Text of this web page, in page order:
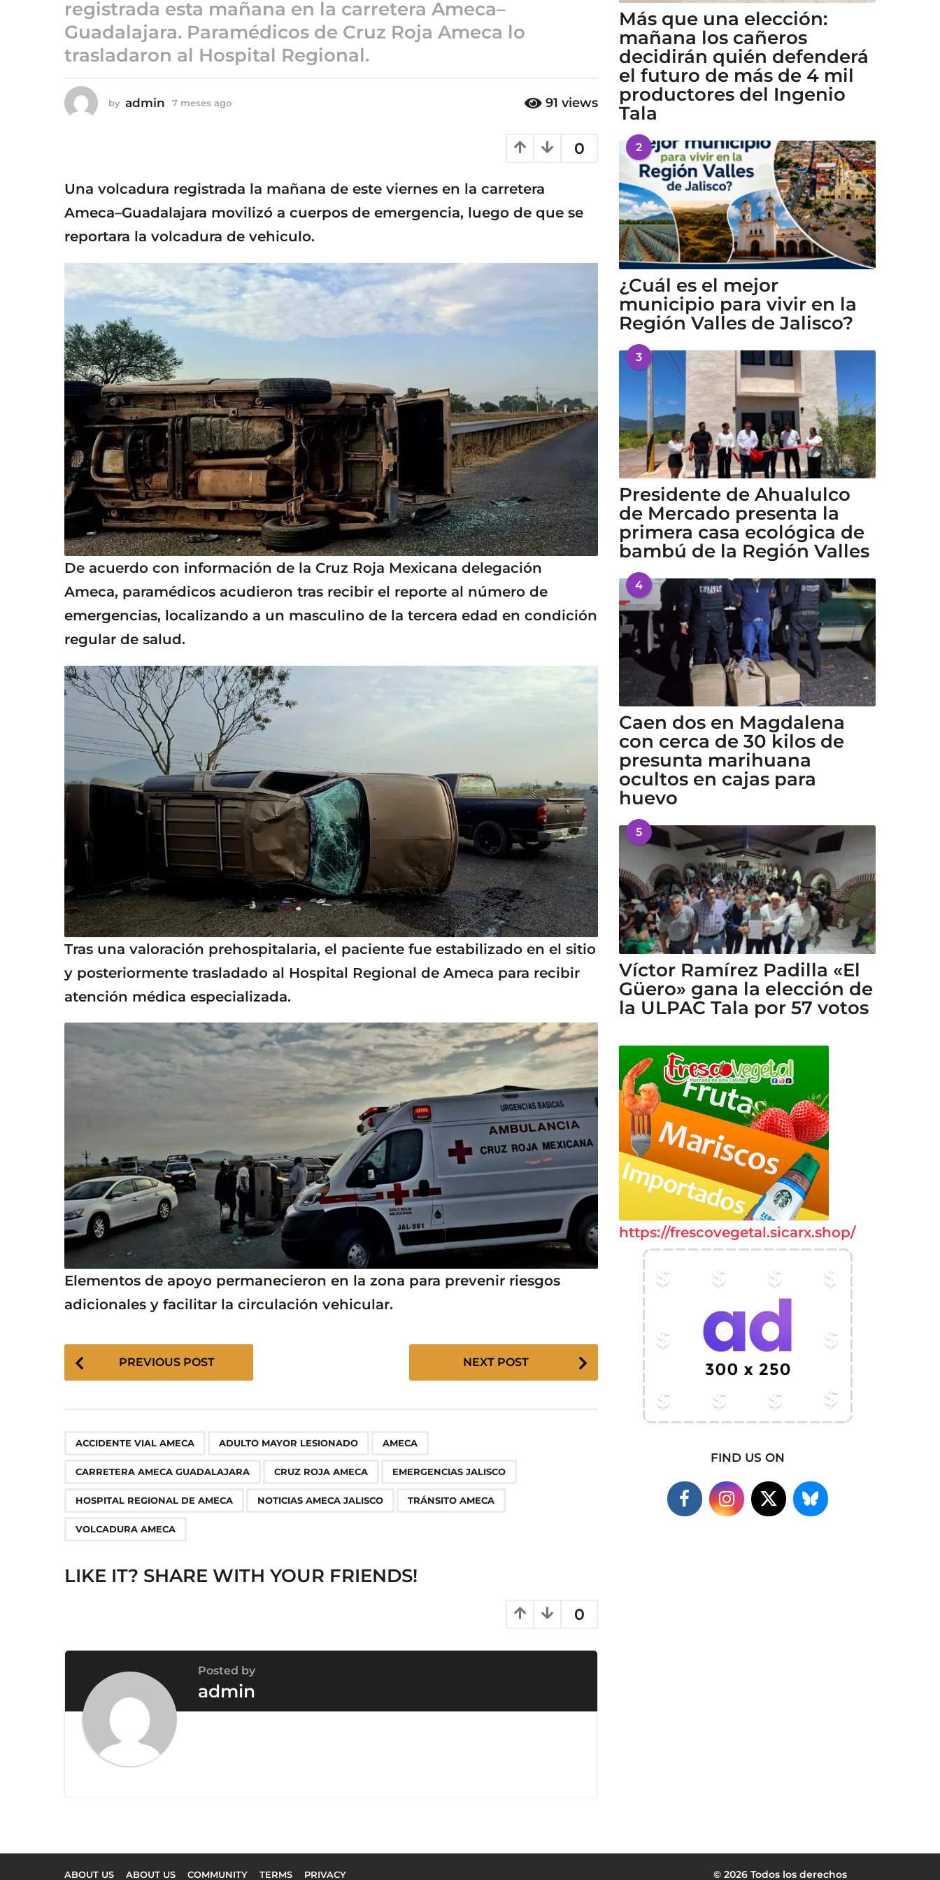
7
e
s
s
a
registrada esta mañana en la carretera Ameca–
Guadalajara. Paramédicos de Cruz Roja Ameca lo
trasladaron al Hospital Regional.
by admin 7 meses ago
a
g
o
91 views
0
Una volcadura registrada la mañana de este viernes en la carretera
Ameca–Guadalajara movilizó a cuerpos de emergencia, luego de que se
reportara la volcadura de vehiculo.
De acuerdo con información de la Cruz Roja Mexicana delegación
Ameca, paramédicos acudieron tras recibir el reporte al número de
emergencias, localizando a un masculino de la tercera edad en condición
regular de salud.
Tras una valoración prehospitalaria, el paciente fue estabilizado en el sitio
y posteriormente trasladado al Hospital Regional de Ameca para recibir
atención médica especializada.
Elementos de apoyo permanecieron en la zona para prevenir riesgos
adicionales y facilitar la circulación vehicular.
P
g
o
PREVIOUS POST NEXT POST
ACCIDENTE VIAL AMECA ADULTO MAYOR LESIONADO AMECA
CARRETERA AMECA GUADALAJARA CRUZ ROJA AMECA EMERGENCIAS JALISCO
HOSPITAL REGIONAL DE AMECA NOTICIAS AMECA JALISCO TRÁNSITO AMECA
VOLCADURA AMECA
LIKE IT? SHARE WITH YOUR FRIENDS!
0
Posted by
admin
Más que una elección:
mañana los cañeros
decidirán quién defenderá
el futuro de más de 4 mil
productores del Ingenio
Tala
2
¿Cuál es el mejor
municipio para vivir en la
Región Valles de Jalisco?
3
Presidente de Ahualulco
de Mercado presenta la
primera casa ecológica de
bambú de la Región Valles
4
Caen dos en Magdalena
con cerca de 30 kilos de
presunta marihuana
ocultos en cajas para
huevo
5
Víctor Ramírez Padilla «El
Güero» gana la elección de
la ULPAC Tala por 57 votos
https://frescovegetal.sicarx.shop/
FIND US ON
ABOUT US ABOUT US COMMUNITY TERMS PRIVACY © 2026 Todos los derechos